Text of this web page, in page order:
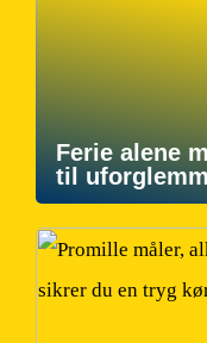
Ferie alene
til